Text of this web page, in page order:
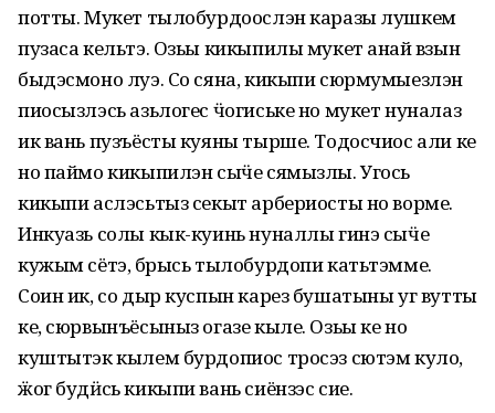
потты. Мукет тылобурдоослэн каразы лушкем
пузаса кельтэ. Озьы кикыпилы мукет анай вӧзын
быдэсмоно луэ. Со сяна, кикыпи сюрмумыезлэн
пиосызлэсь азьлогес ӵогиське но мукет нуналаз
ик вань пузъёсты куяны тырше. Тодосчиос али ке
но паймо кикыпилэн сыӵе сямызлы. Угось
кикыпи аслэсьтыз секыт арбериосты но ворме.
Инкуазь солы кык-куинь нуналлы гинэ сыӵе
кужым сётэ, бӧрысь тылобурдопи катьтэмме.
Соин ик, со дыр куспын карез бушатыны уг вутты
ке, сюрвынъёсыныз огазе кыле. Озьы ке но
куштытэк кылем бурдопиос тросэз сютэм куло,
ӝог будӥсь кикыпи вань сиёнзэс сие.